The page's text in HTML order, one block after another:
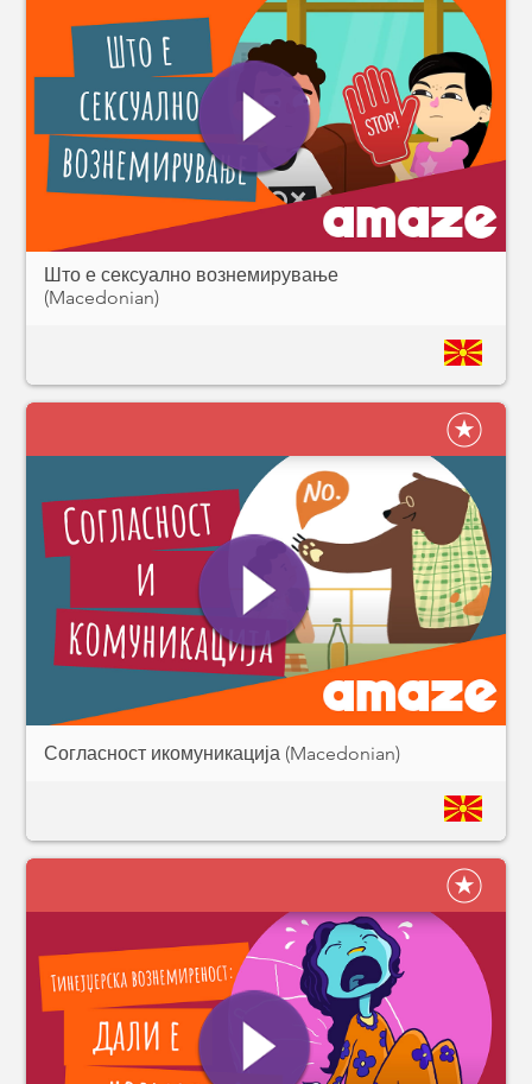
Што е сексуално вознемирување
(Macedonian)
Согласност икомуникација (Macedonian)